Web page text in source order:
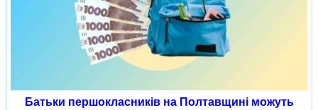
Батьки першокласників на Полтавщині можуть